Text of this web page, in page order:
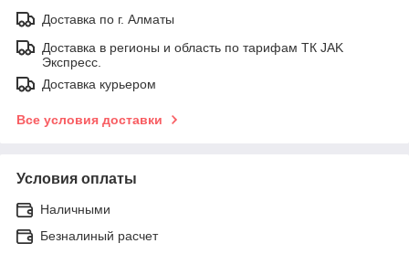
Доставка по г. Алматы
Доставка в регионы и область по тарифам ТК JAK
Экспресс.
Доставка курьером
Все условия доставки
Условия оплаты
Наличными
Безналиный расчет